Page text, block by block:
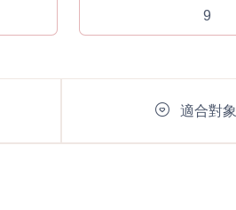
9
適合對象